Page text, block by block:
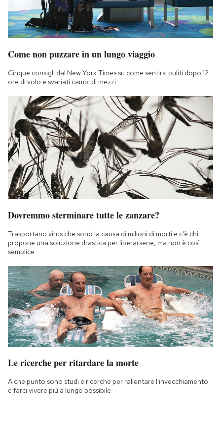
Come non puzzare in un lungo viaggio
Cinque consigli dal New York Times su come sentirsi puliti dopo 12
ore di volo e svariati cambi di mezzi
Dovremmo sterminare tutte le zanzare?
Trasportano virus che sono la causa di milioni di morti e c'è chi
propone una soluzione drastica per liberarsene, ma non è così
semplice
Le ricerche per ritardare la morte
A che punto sono studi e ricerche per rallentare l'invecchiamento
e farci vivere più a lungo possibile